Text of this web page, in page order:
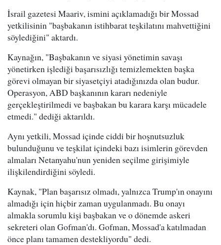
İsrail gazetesi Maariv, ismini açıklamadığı bir Mossad
yetkilisinin "başbakanın istihbarat teşkilatını mahvettiğini
söylediğini" aktardı.
Kaynağın, "Başbakanın ve siyasi yönetimin savaşı
yönetirken işlediği başarısızlığı temizlemekten başka
görevi olmayan bir siyasetçiyi atadığınızda olan budur.
Operasyon, ABD başkanının kararı nedeniyle
gerçekleştirilmedi ve başbakan bu karara karşı mücadele
etmedi." dediği aktarıldı.
Aynı yetkili, Mossad içinde ciddi bir hoşnutsuzluk
bulunduğunu ve teşkilat içindeki bazı isimlerin görevden
almaları Netanyahu'nun yeniden seçilme girişimiyle
ilişkilendirdiğini söyledi.
Kaynak, "Plan başarısız olmadı, yalnızca Trump'ın onayını
almadığı için hiçbir zaman uygulanmadı. Bu onayı
almakla sorumlu kişi başbakan ve o dönemde askeri
sekreteri olan Gofman'dı. Gofman, Mossad'a katılmadan
önce planı tamamen destekliyordu" dedi.